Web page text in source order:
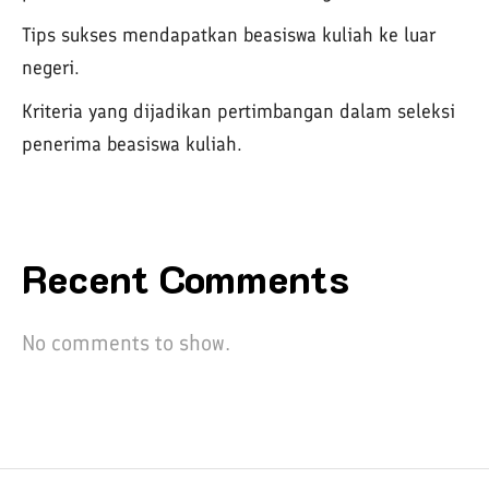
Tips sukses mendapatkan beasiswa kuliah ke luar
negeri.
Kriteria yang dijadikan pertimbangan dalam seleksi
penerima beasiswa kuliah.
Recent Comments
No comments to show.